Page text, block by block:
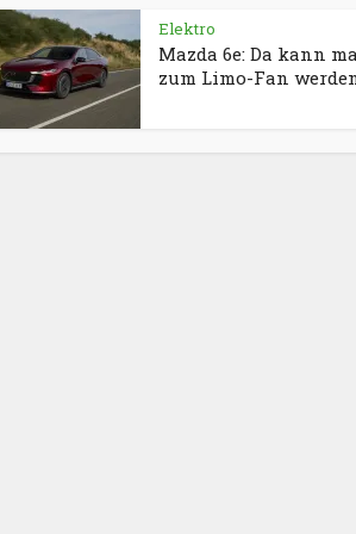
Elektro
Mazda 6e: Da kann
zum Limo-Fan